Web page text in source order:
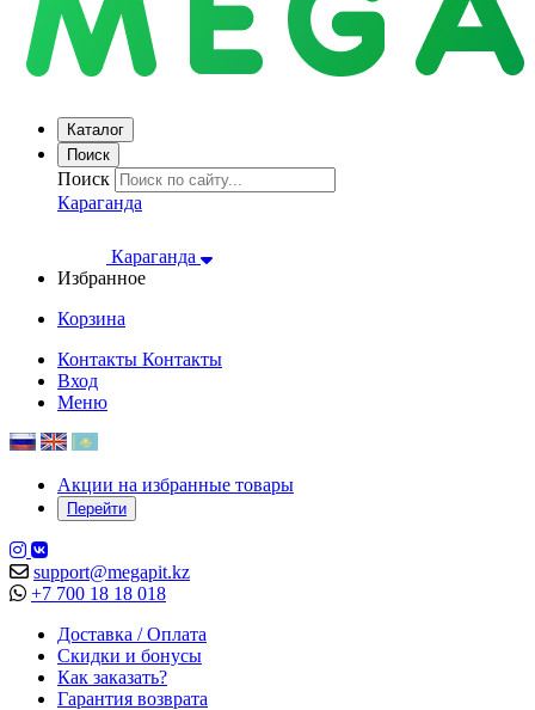
Каталог
Поиск
Поиск
Караганда
Караганда
Избранное
Корзина
Контакты Контакты
Вход
Меню
Акции на избранные товары
Перейти
support@megapit.kz
+7 700 18 18 018
Доставка / Оплата
Скидки и бонусы
Как заказать?
Гарантия возврата